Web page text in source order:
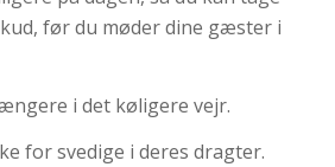
før du møder dine gæster i
i det køligere vejr.
for svedige i deres dragter.